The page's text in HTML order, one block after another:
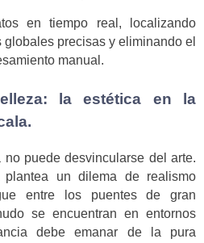
en tiempo real, localizando
precisas y eliminando el
manual.
la estética en la
no puede desvincularse del arte.
un dilema de realismo
entre los puentes de gran
se encuentran en entornos
debe emanar de la pura